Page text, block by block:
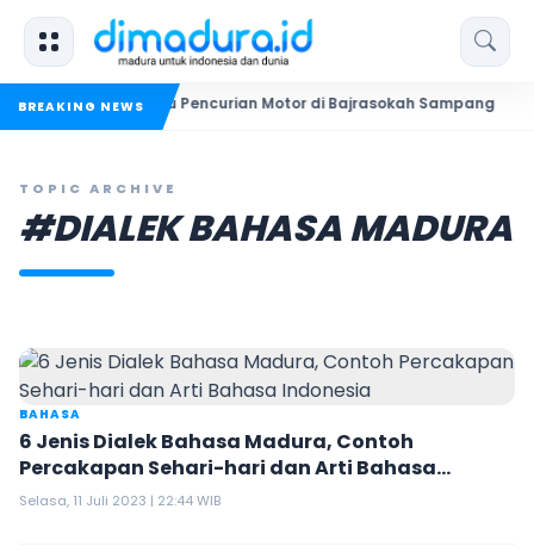
BREAKING NEWS
Dua Pelaku Pencurian Motor di Bajrasokah Sampang
TOPIC ARCHIVE
#DIALEK BAHASA MADURA
BAHASA
6 Jenis Dialek Bahasa Madura, Contoh
Percakapan Sehari-hari dan Arti Bahasa
Indonesia
Selasa, 11 Juli 2023 | 22:44 WIB